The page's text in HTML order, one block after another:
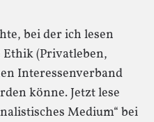
bei der ich lesen
(Privatleben,
Interessenverband
könne. Jetzt lese
Medium“ bei